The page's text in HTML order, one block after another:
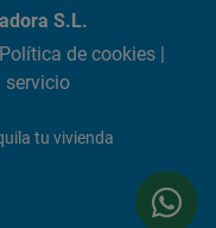
S.L.
Política de cookies |
servicio
tu vivienda